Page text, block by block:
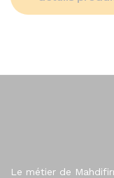
Le métier de